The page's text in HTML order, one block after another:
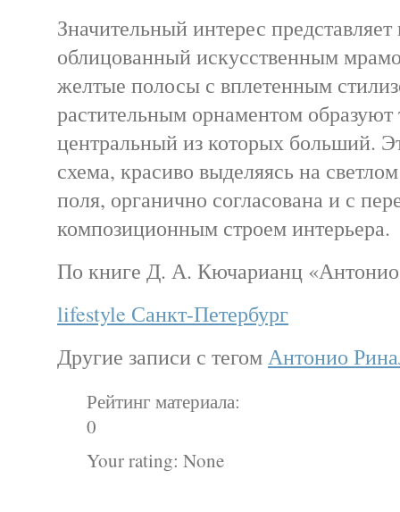
Значительный интерес
облицованный искусственным
желтые полосы с вплетенным
растительным орнаментом образуют
центральный из которых больший.
схема, красиво выделяясь на
поля, органично согласована и с
композиционным строем интерьера.
По книге Д. А. Кючарианц
lifestyle Санкт-Петербург
Другие записи с тегомАнтонио
Рейтинг материала:
0
Your rating: None